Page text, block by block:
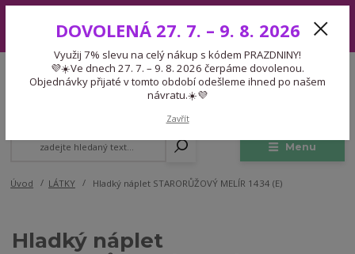
7. – 9. 8. 2026 čerpáme dovolenou. Objednávky přijaté v tomto období
odešleme ihned po našem návratu.☀️💜
Menu
CZK
Expedice 775 866 913
Po-Čt 9-15:30 Pá 9-14:30 Pauza 13-13:45
Úvod LÁTKY Hladký náplet STARORŮŽOVÝ MELÍR 1434 (E)
Hladký náplet
DOVOLENÁ 27. 7. – 9. 8. 2026
Využij 7% slevu na celý nákup s kódem PRAZDNINY!
💜☀️Ve dnech 27. 7. – 9. 8. 2026 čerpáme dovolenou.
Objednávky přijaté v tomto období odešleme ihned po našem
návratu.☀️💜
Zavřít